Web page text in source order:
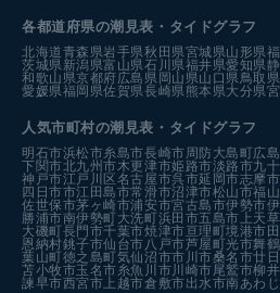
各都道府県の潮見表 ・タイドグラフ
北海道青森県岩手県秋田県宮城県山形県
茨城県新潟県富山県石川県福井県愛知県
和歌山県京都府広島県 岡山県山口県鳥取県
愛媛県福岡県佐賀県長崎県熊本県大分県
人気市町村の潮見表・タイドグラフ
明石市浜松市糸島市長崎市周防大島町広
下関市北九州市木更津市姫路市淡路市九
神戸市江戸川区 名古屋市呉市延岡市志摩市
四日市市江田島市常滑市沼津市松山市福
佐世保市茅ヶ崎市浦安市宮古島市伊勢市
勝浦市南伊勢町大洗町浜田市五島市 上天
大磯町長門市千葉市焼津市亘理町境港市
恩納村銚子市仙台市八戸市芦屋町光市舞
葉山町徳之島町気仙沼市市川市桑名市廿
苫小牧市玉名市糸魚川市川崎市尾鷲市柳
諫早市西宮市 上越市倉敷市出水市南あわ